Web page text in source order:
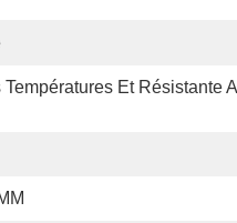
Et Résistante